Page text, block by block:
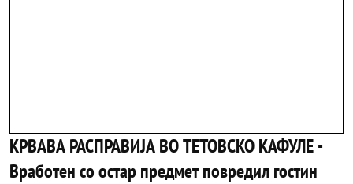
КРВАВА РАСПРАВИЈА ВО ТЕТОВСКО КАФУЛЕ -
Вработен со остар предмет повредил гостин